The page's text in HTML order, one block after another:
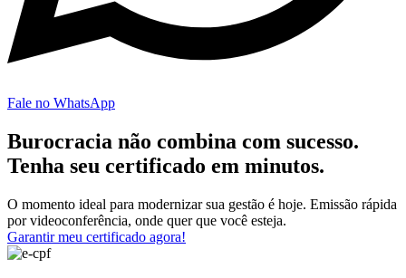
Fale no WhatsApp
Burocracia não combina com sucesso.
Tenha seu certificado em minutos.
O momento ideal para modernizar sua gestão é hoje. Emissão rápida
por videoconferência, onde quer que você esteja.
Garantir meu certificado agora!